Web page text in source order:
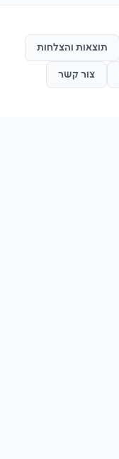
תוצאות והצלחות
צור קשר